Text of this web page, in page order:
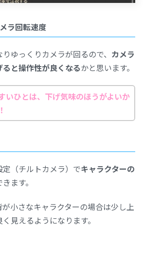
ラ回転速度
ゆっくりカメラが回るので、 カメラ
と操作性が良くなるかと思います。
いひとは、下げ気味のほうがよいか
（チルトカメラ）でキャラクターの
きます。
小さなキャラクターの場合は少し上
見えるようになります。